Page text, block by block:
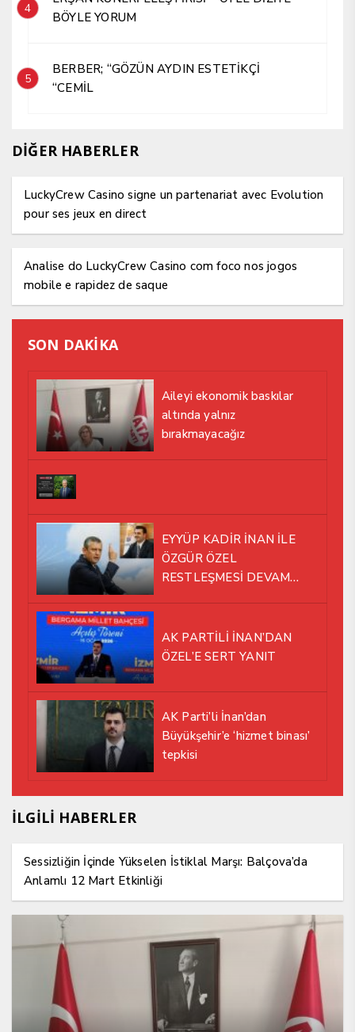
4
BÖYLE YORUM
5
BERBER; “GÖZÜN AYDIN ESTETİKÇİ
“CEMİL
DİĞER HABERLER
LuckyCrew Casino signe un partenariat avec Evolution
pour ses jeux en direct
Analise do LuckyCrew Casino com foco nos jogos
mobile e rapidez de saque
SON DAKİKA
Aileyi ekonomik baskılar
altında yalnız
bırakmayacağız
EYYÜP KADİR İNAN İLE
ÖZGÜR ÖZEL
RESTLEŞMESİ DEVAM
AK PARTİLİ İNAN’DAN
ÖZEL’E SERT YANIT
AK Parti’li İnan’dan
Büyükşehir’e ‘hizmet binası’
tepkisi
İLGİLİ HABERLER
Sessizliğin İçinde Yükselen İstiklal Marşı: Balçova’da
Anlamlı 12 Mart Etkinliği